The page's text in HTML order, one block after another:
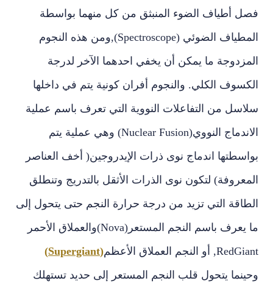
فصل أطياف الضوء المنبثق من كل منهما بواسطة
المطياف الضوئي (Spectroscope),‏ومن هذه النجوم
المزدوجة ما يمكن أن يخفي احدهما الآخر لدرجة
الكسوف الكلي‏.‏ والنجوم أفران كونية يتم في داخلها
سلاسل من التفاعلات النووية التي تعرف باسم عملية
الاندماج النووي(Nuclear Fusion)‏ وهي عملية يتم
بواسطتها اندماج نوى ذرات الإيدروجين‏(‏ أخف العناصر
المعروفة‏)‏ لتكون نوى الذرات الأثقل بالتدريج وتنطلق
الطاقة التي تزيد من درجة حرارة النجم حتى يتحول إلى
ما يعرف باسم النجم المستعر(Nova)‏والعملاق الأحمر
(Supergiant)
وحينما يتحول قلب النجم المستعر إلى حديد تستهلك